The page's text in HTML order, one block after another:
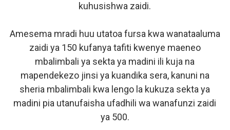
kuhusishwa zaidi.
Amesema mradi huu utatoa fursa kwa wanataaluma
zaidi ya 150 kufanya tafiti kwenye maeneo
mbalimbali ya sekta ya madini ili kuja na
mapendekezo jinsi ya kuandika sera, kanuni na
sheria mbalimbali kwa lengo la kukuza sekta ya
madini pia utanufaisha ufadhili wa wanafunzi zaidi
ya 500.